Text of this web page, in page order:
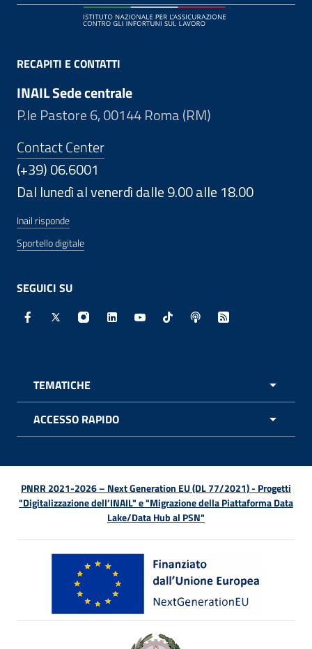
RECAPITI E CONTATTI
INAIL Sede centrale
P.le Pastore 6, 00144 Roma (RM)
Contact Center
(+39) 06.6001
Dal lunedì al venerdì dalle 9.00 alle 18.00
Inail risponde
Sportello digitale
SEGUICI SU
Facebook - Sito esterno - Apertura in nuova finestra
X - Sito esterno - Apertura in nuova finestra
Instagram - Sito esterno - Apertura in
Linkedin - Sito esterno - Apertura in
Youtube - Sito esterno -
TikTok - Sito esterno -
Spreaker - Sito
Feed RSS -
TEMATICHE
ACCESSO RAPIDO
PNRR 2021-2026 – Next Generation EU (DL 77/2021) - Progetti
"Digitalizzazione dell’INAIL" e "Migrazione della Piattaforma Data
Lake/Data Hub al PSN"